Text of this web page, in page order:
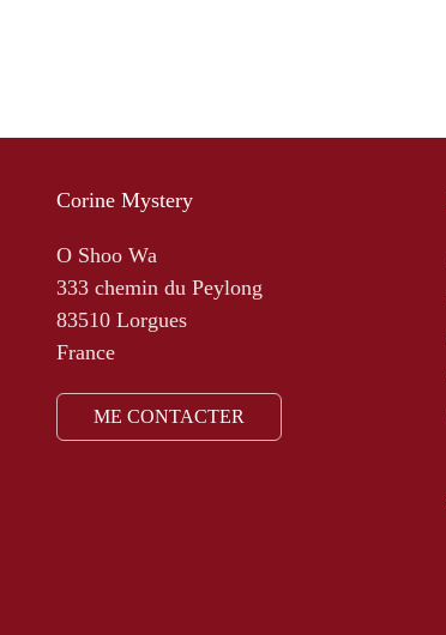
Corine Mystery
O Shoo Wa
333 chemin du Peylong
83510 Lorgues
France
ME CONTACTER